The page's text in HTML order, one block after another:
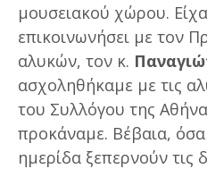
μουσειακού χώρου.
επικοινωνήσει με τον
αλυκών, τον κ.
ασχοληθήκαμε με τις
του Συλλόγου της
προκάναμε. Βέβαια,
ημερίδα ξεπερνούν τις